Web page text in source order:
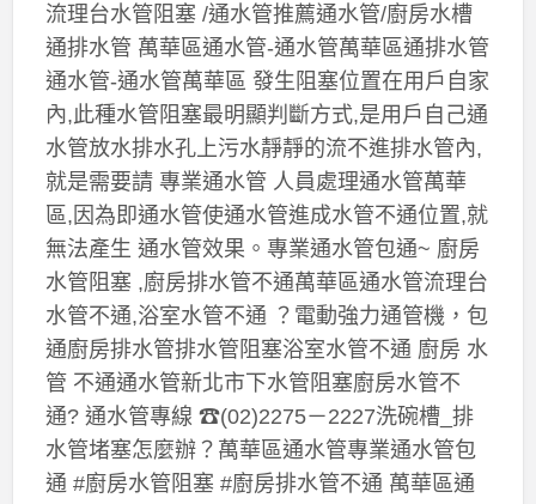
流理台水管阻塞 /通水管推薦通水管/廚房水槽
通排水管 萬華區通水管-通水管萬華區通排水管
通水管-通水管萬華區 發生阻塞位置在用戶自家
內,此種水管阻塞最明顯判斷方式,是用戶自己通
水管放水排水孔上污水靜靜的流不進排水管內,
就是需要請 專業通水管 人員處理通水管萬華
區,因為即通水管使通水管進成水管不通位置,就
無法產生 通水管效果。專業通水管包通~ 廚房
水管阻塞 ,廚房排水管不通萬華區通水管流理台
水管不通,浴室水管不通 ？電動強力通管機，包
通廚房排水管排水管阻塞浴室水管不通 廚房 水
管 不通通水管新北市下水管阻塞廚房水管不
通? 通水管專線 ☎(02)2275－2227洗碗槽_排
水管堵塞怎麼辦？萬華區通水管專業通水管包
通 #廚房水管阻塞 #廚房排水管不通 萬華區通